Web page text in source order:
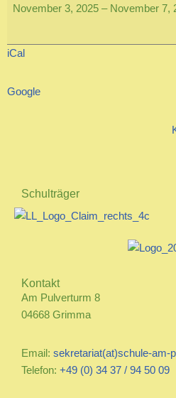
November 3, 2025 – November 7,
iCal
Google
Schulträger
Kontakt
Am Pulverturm 8
04668 Grimma
Email: sekretariat(at)schule-am-
Telefon: +49 (0) 34 37 / 94 50 09